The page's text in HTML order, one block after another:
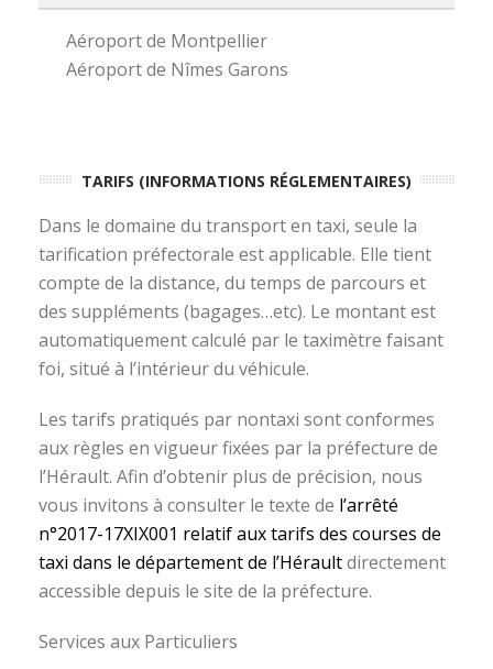
Aéroport de Montpellier
Aéroport de Nîmes Garons
TARIFS (INFORMATIONS RÉGLEMENTAIRES)
Dans le domaine du transport en taxi, seule la
tarification préfectorale est applicable. Elle tient
compte de la distance, du temps de parcours et
des suppléments (bagages…etc). Le montant est
automatiquement calculé par le taximètre faisant
foi, situé à l’intérieur du véhicule.
Les tarifs pratiqués par nontaxi sont conformes
aux règles en vigueur fixées par la préfecture de
l’Hérault. Afin d’obtenir plus de précision, nous
vous invitons à consulter le texte de l’arrêté
n°2017-17XIX001 relatif aux tarifs des courses de
taxi dans le département de l’Héraultdirectement
accessible depuis le site de la préfecture.
Services aux Particuliers